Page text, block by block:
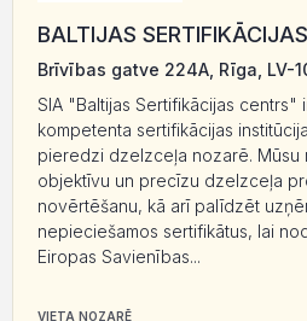
BALTIJAS
Brīvības gatve 224A, Rīga, LV-
SIA "Baltijas Sertifikācijas centrs"
kompetenta sertifikācijas
pieredzi dzelzceļa nozarē. Mūsu
objektīvu un precīzu dzelzceļa
novērtēšanu, kā arī palīdzēt
nepieciešamos sertifikātus, lai
Eiropas Savienības...
VIETA NOZARĒ